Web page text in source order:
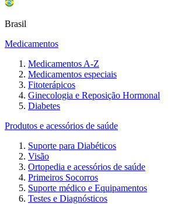
Brasil
Medicamentos
Medicamentos A-Z
Medicamentos especiais
Fitoterápicos
Ginecologia e Reposição Hormonal
Diabetes
Produtos e acessórios de saúde
Suporte para Diabéticos
Visão
Ortopedia e acessórios de saúde
Primeiros Socorros
Suporte médico e Equipamentos
Testes e Diagnósticos